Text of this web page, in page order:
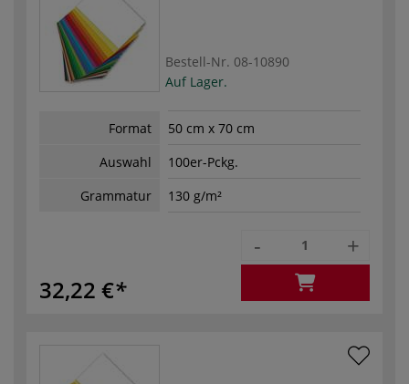
Bestell-Nr. 08-10890
Auf Lager.
Format
50 cm x 70 cm
Auswahl
100er-Pckg.
Grammatur
130 g/m²
32,22 €
- +